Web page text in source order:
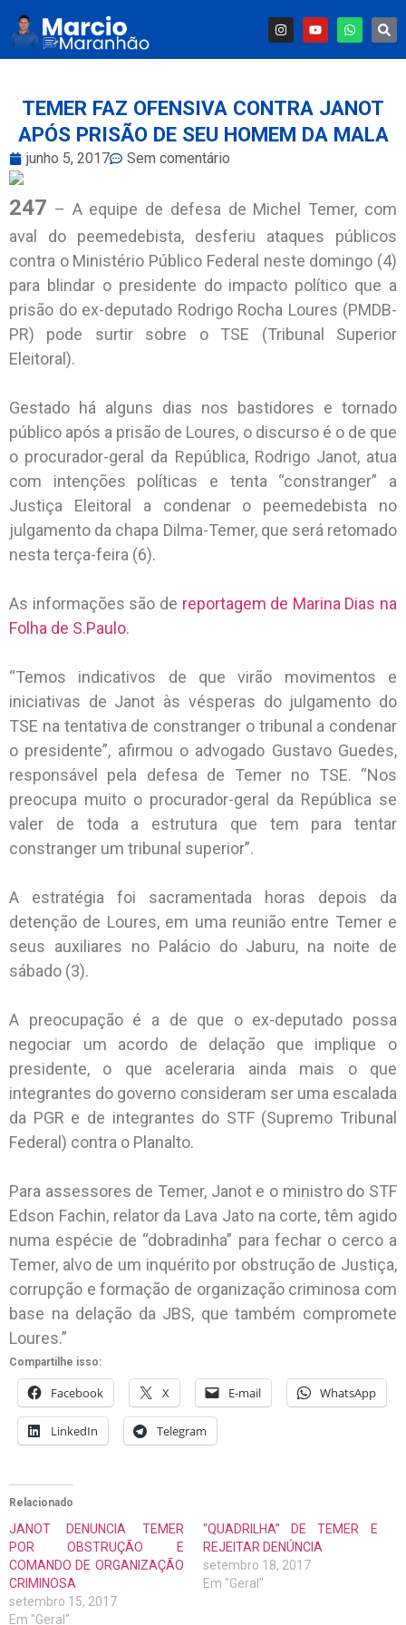
TEMER FAZ OFENSIVA CONTRA JANOT
APÓS PRISÃO DE SEU HOMEM DA MALA
junho 5, 2017 Sem comentário
247 – A equipe de defesa de Michel Temer, com
aval do peemedebista, desferiu ataques públicos
contra o Ministério Público Federal neste domingo (4)
para blindar o presidente do impacto político que a
prisão do ex-deputado Rodrigo Rocha Loures (PMDB-
PR) pode surtir sobre o TSE (Tribunal Superior
Eleitoral).
Gestado há alguns dias nos bastidores e tornado
público após a prisão de Loures, o discurso é o de que
o procurador-geral da República, Rodrigo Janot, atua
com intenções políticas e tenta “constranger” a
Justiça Eleitoral a condenar o peemedebista no
julgamento da chapa Dilma-Temer, que será retomado
nesta terça-feira (6).
As informações são de reportagem de Marina Dias na
Folha de S.Paulo.
“Temos indicativos de que virão movimentos e
iniciativas de Janot às vésperas do julgamento do
TSE na tentativa de constranger o tribunal a condenar
o presidente”, afirmou o advogado Gustavo Guedes,
responsável pela defesa de Temer no TSE. “Nos
preocupa muito o procurador-geral da República se
valer de toda a estrutura que tem para tentar
constranger um tribunal superior”.
A estratégia foi sacramentada horas depois da
detenção de Loures, em uma reunião entre Temer e
seus auxiliares no Palácio do Jaburu, na noite de
sábado (3).
A preocupação é a de que o ex-deputado possa
negociar um acordo de delação que implique o
presidente, o que aceleraria ainda mais o que
integrantes do governo consideram ser uma escalada
da PGR e de integrantes do STF (Supremo Tribunal
Federal) contra o Planalto.
Para assessores de Temer, Janot e o ministro do STF
Edson Fachin, relator da Lava Jato na corte, têm agido
numa espécie de “dobradinha” para fechar o cerco a
Temer, alvo de um inquérito por obstrução de Justiça,
corrupção e formação de organização criminosa com
base na delação da JBS, que também compromete
Loures.”
Compartilhe isso:
Facebook X E-mail WhatsApp
LinkedIn Telegram
Relacionado
JANOT DENUNCIA TEMER
POR OBSTRUÇÃO E
COMANDO DE ORGANIZAÇÃO
CRIMINOSA
setembro 15, 2017
Em "Geral"
“QUADRILHA” DE TEMER E
REJEITAR DENÚNCIA
setembro 18, 2017
Em "Geral"